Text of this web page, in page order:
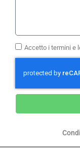
Accetto i termini e